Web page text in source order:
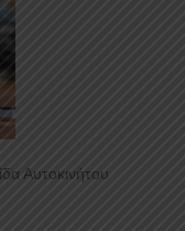
Αυτοκινήτου